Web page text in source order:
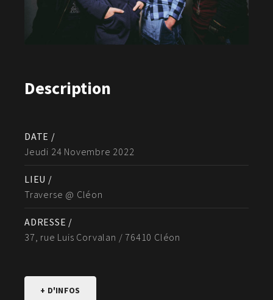
Description
DATE /
Jeudi 24 Novembre 2022
LIEU /
Traverse @ Cléon
ADRESSE /
37, rue Luis Corvalan / 76410 Cléon
+ D'INFOS